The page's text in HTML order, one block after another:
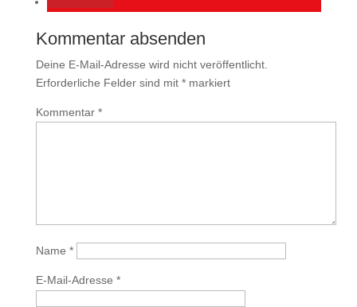
Kommentar absenden
Deine E-Mail-Adresse wird nicht veröffentlicht.
Erforderliche Felder sind mit *markiert
Kommentar *
Name *
E-Mail-Adresse *